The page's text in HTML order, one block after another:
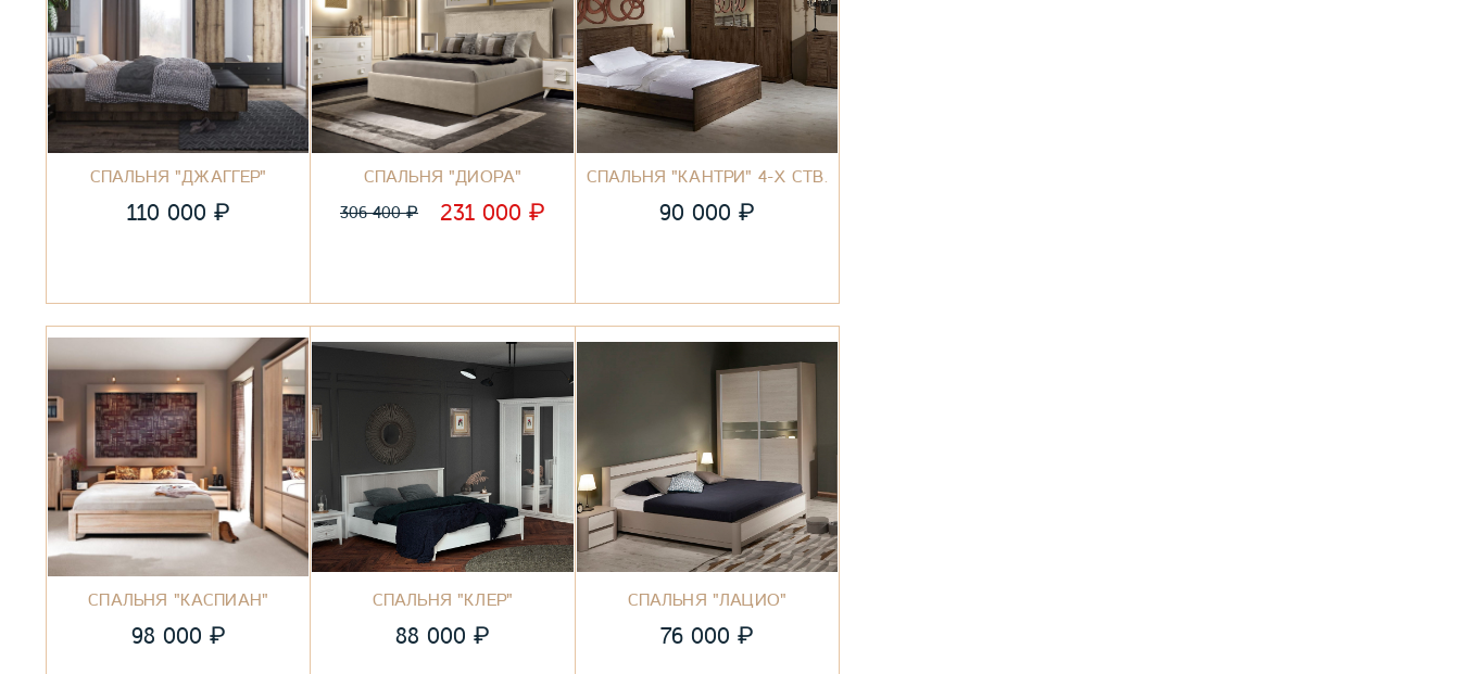
СПАЛЬНЯ "ДЖАГГЕР"
110 000 ₽
СПАЛЬНЯ "ДИОРА"
306 400₽ 231 000 ₽
СПАЛЬНЯ "КАНТРИ" 4-Х СТВ.
90 000 ₽
СПАЛЬНЯ "КАСПИАН"
98 000 ₽
СПАЛЬНЯ "КЛЕР"
88 000 ₽
СПАЛЬНЯ "ЛАЦИО"
76 000 ₽